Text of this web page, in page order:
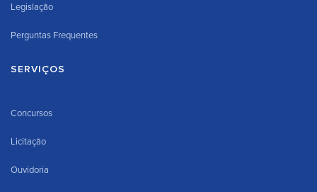
Legislação
Perguntas Frequentes
SERVIÇOS
Concursos
Licitação
Ouvidoria